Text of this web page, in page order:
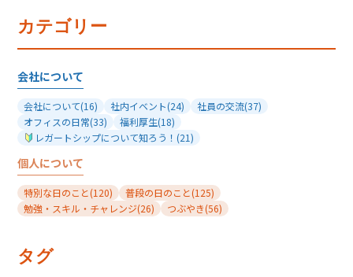
カテゴリー
会社について
会社について(16) 社内イベント(24) 社員の交流(37)
オフィスの日常(33) 福利厚生(18)
レガートシップについて知ろう！ (21)
個人について
特別な日のこと(120) 普段の日のこと(125)
勉強・スキル・チャレンジ(26) つぶやき(56)
タグ